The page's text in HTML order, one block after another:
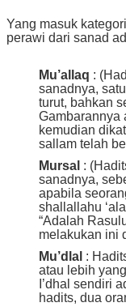
Yang masuk
perawi dari sanad
Mu’allaq :
sanadnya,
turut, bahkan
Gambarannya
kemudian
sallam telah
Mursal :
sanadnya,
apabila
shallallahu
“Adalah
melakukan ini
Mu’dlal :
atau lebih
I’dhal sendiri
hadits, dua